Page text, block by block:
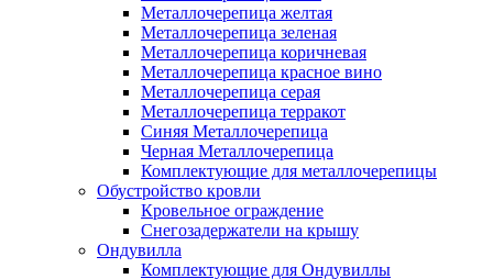
Металлочерепица желтая
Металлочерепица зеленая
Металлочерепица коричневая
Металлочерепица красное вино
Металлочерепица серая
Металлочерепица терракот
Синяя Металлочерепица
Черная Металлочерепица
Комплектующие для металлочерепицы
Обустройство кровли
Кровельное ограждение
Снегозадержатели на крышу
Ондувилла
Комплектующие для Ондувиллы